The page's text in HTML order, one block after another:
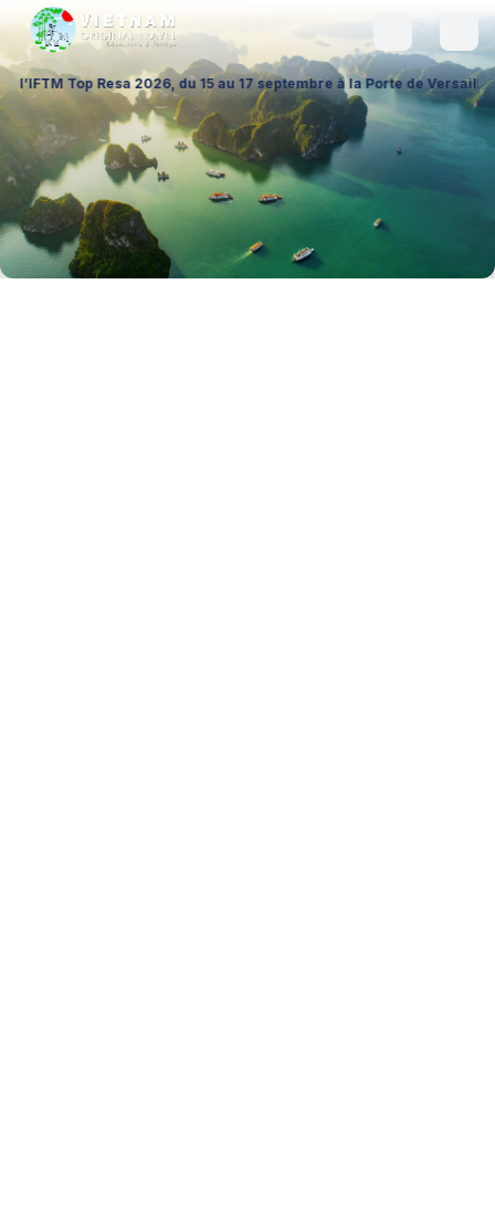
2026, du 15 au 17 septembre à la Porte de Versailles (Hall 1 –